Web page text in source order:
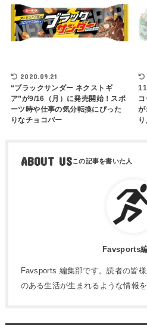
2020.09.21
“ブラックサンダー ネクストギ
ア”が9/16（月）に発売開始！スポ
ーツ時や仕事の気分転換にぴった
りなチョコバー
が
ABOUT US
Favsports
Favsports 編集部です。読者の皆
のある生活が生まれるような情報